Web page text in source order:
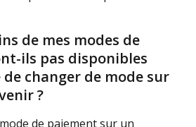
de mes modes de
ils pas disponibles
changer de mode sur
?
de paiement sur un